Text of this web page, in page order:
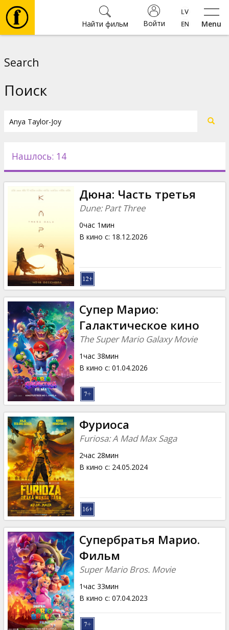
Menu
Войти
Найти фильм
Новости
Подарки
Кинозакуски
B2B
Клуб
Search
Поиск
Нашлось: 14
Дюна: Часть третья
Dune: Part Three
0час 1мин
В кино с: 18.12.2026
Супер Марио:
Галактическое кино
The Super Mario Galaxy Movie
1час 38мин
В кино с: 01.04.2026
Фуриоса
Furiosa: A Mad Max Saga
2час 28мин
В кино с: 24.05.2024
Супербратья Марио.
Фильм
Super Mario Bros. Movie
1час 33мин
В кино с: 07.04.2023